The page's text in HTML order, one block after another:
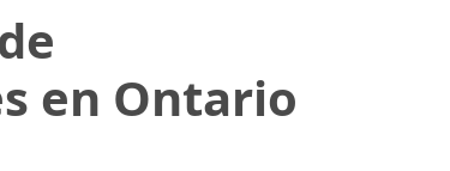
en Ontario